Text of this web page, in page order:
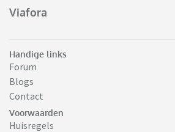
Viafora
Handige links
Forum
Blogs
Contact
Voorwaarden
Huisregels